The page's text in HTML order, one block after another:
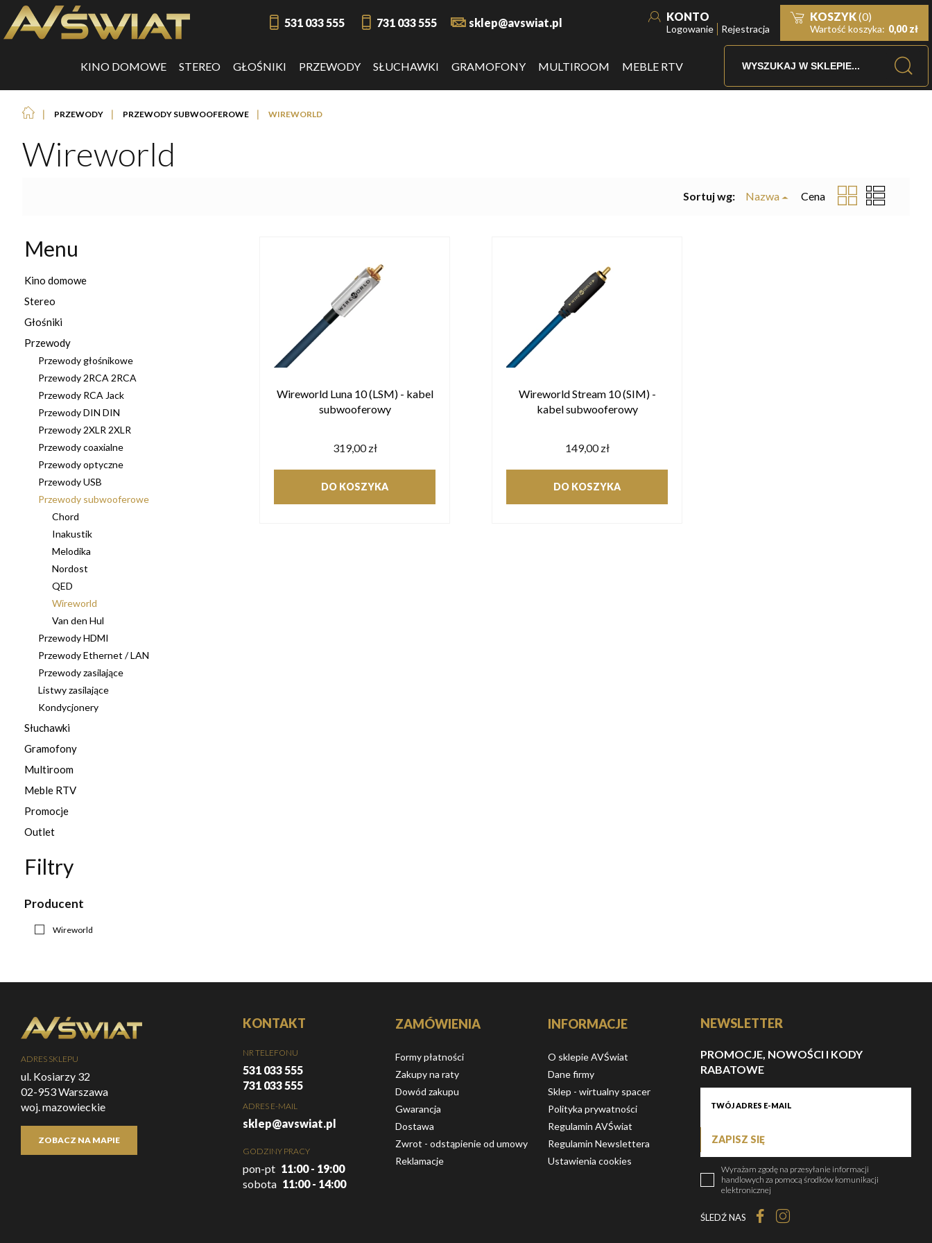
531 033 555 731 033 555 sklep@avswiat.pl KONTO
Logowanie Rejestracja
KOSZYK(0)
Wartość koszyka: 0,00 zł
KINO DOMOWE STEREO GŁOŚNIKI PRZEWODY SŁUCHAWKI GRAMOFONY MULTIROOM MEBLE RTV
❘ PRZEWODY ❘ PRZEWODY SUBWOOFEROWE ❘ WIREWORLD
Wireworld
Sortuj wg: Nazwa Cena
Menu
Kino domowe
Stereo
Głośniki
Przewody
Przewody głośnikowe
Przewody 2RCA 2RCA
Przewody RCA Jack
Przewody DIN DIN
Przewody 2XLR 2XLR
Przewody coaxialne
Przewody optyczne
Przewody USB
Przewody subwooferowe
Chord
Inakustik
Melodika
Nordost
QED
Wireworld
Van den Hul
Przewody HDMI
Przewody Ethernet / LAN
Przewody zasilające
Listwy zasilające
Kondycjonery
Słuchawki
Gramofony
Multiroom
Meble RTV
Promocje
Outlet
Filtry
Producent
Wireworld
Wireworld Luna 10 (LSM) - kabel
subwooferowy
319,00 zł
DO KOSZYKA
Wireworld Stream 10 (SIM) -
kabel subwooferowy
149,00 zł
DO KOSZYKA
ADRES SKLEPU
ul. Kosiarzy 32
02-953 Warszawa
woj. mazowieckie
ZOBACZ NA MAPIE
KONTAKT
NR TELEFONU
531 033 555
731 033 555
ADRES E-MAIL
sklep@avswiat.pl
GODZINY PRACY
pon-pt 11:00 - 19:00
sobota 11:00 - 14:00
ZAMÓWIENIA
Formy płatności
Zakupy na raty
Dowód zakupu
Gwarancja
Dostawa
Zwrot - odstąpienie od umowy
Reklamacje
INFORMACJE
O sklepie AVŚwiat
Dane firmy
Sklep - wirtualny spacer
Polityka prywatności
Regulamin AVŚwiat
Regulamin Newslettera
Ustawienia cookies
NEWSLETTER
PROMOCJE, NOWOŚCI I KODY
RABATOWE
ZAPISZ SIĘ
Wyrażam zgodę na przesyłanie informacji
handlowych za pomocą środków komunikacji
elektronicznej
ŚLEDŹ NAS